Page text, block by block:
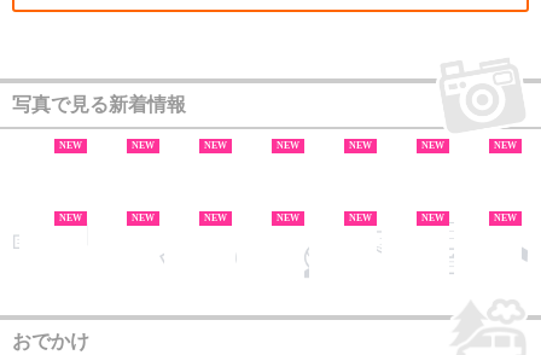
写真で見る新着情報
NEW NEW NEW NEW NEW NEW NEW
NEW NEW NEW NEW NEW NEW NEW
おでかけ